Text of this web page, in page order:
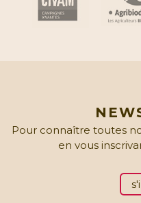
Pour connaître toutes
en vous